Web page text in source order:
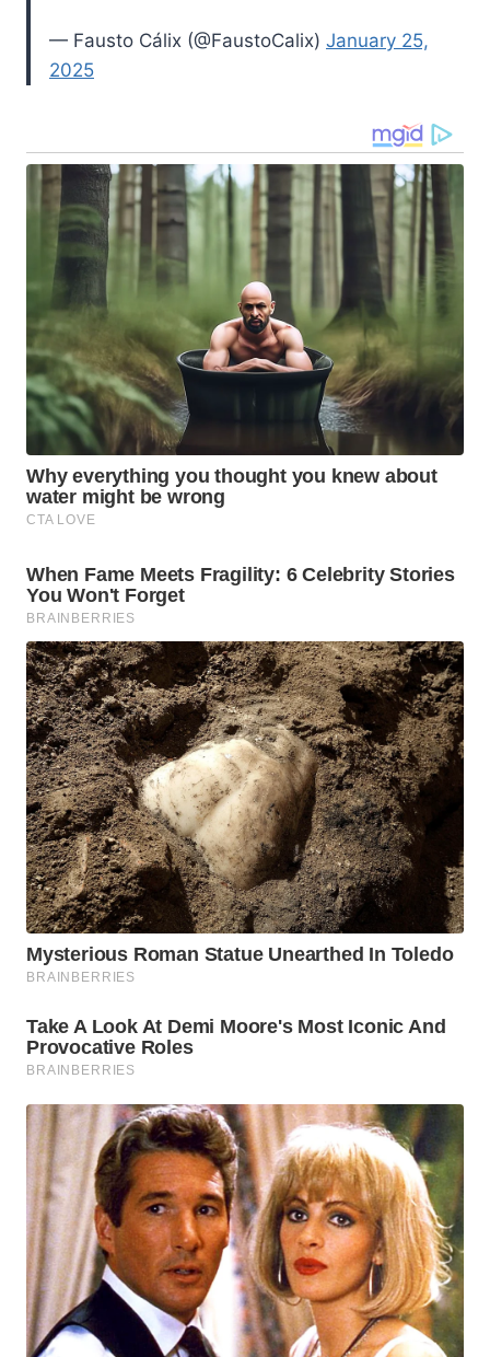
— Fausto Cálix (@FaustoCalix) January 25,
2025